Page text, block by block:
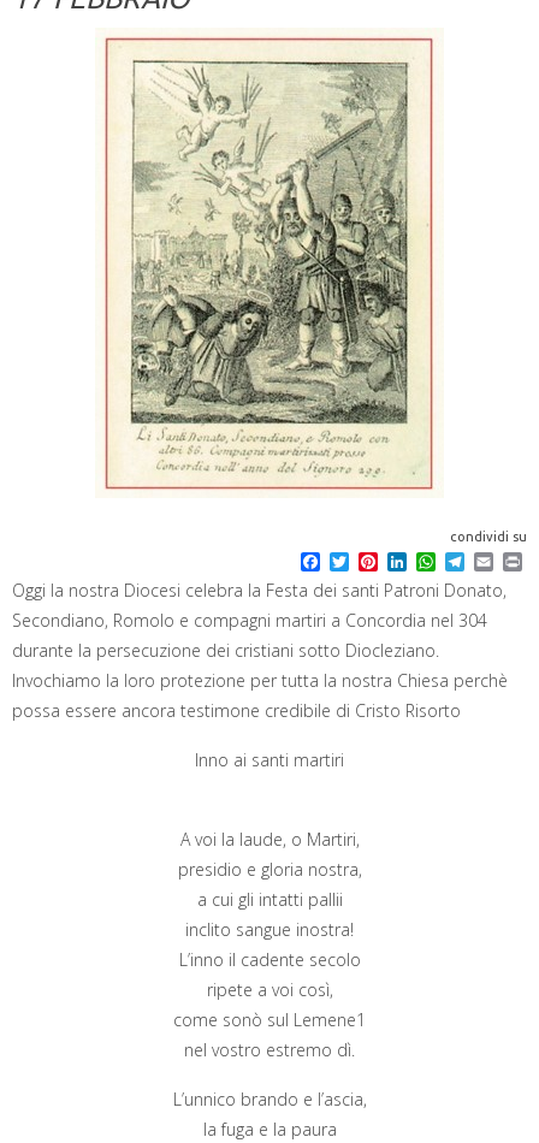
condividi su
F
a
c
e
b
o
o
T
w
i
t
t
e
r
P
n
t
e
r
e
t
L
i
n
k
d
I
W
h
a
t
A
p
T
e
l
e
a
E
m
a
Oggi la nostra Diocesi celebra la Festa dei santi Patroni Donato,
Secondiano, Romolo e compagni martiri a Concordia nel 304
durante la persecuzione dei cristiani sotto Diocleziano.
Invochiamo la loro protezione per tutta la nostra Chiesa perchè
possa essere ancora testimone credibile di Cristo Risorto
Inno ai santi martiri
A voi la laude, o Martiri,
presidio e gloria nostra,
a cui gli intatti pallii
inclito sangue inostra!
L’inno il cadente secolo
ripete a voi così,
come sonò sul Lemene1
nel vostro estremo dì.
L’unnico brando e l’ascia,
la fuga e la paura